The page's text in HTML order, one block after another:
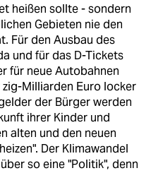
heißen sollte - sondern
Gebieten nie den
Für den Ausbau des
und für das D-Tickets
für neue Autobahnen
Milliarden Euro locker
der Bürger werden
ihrer Kinder und
alten und den neuen
Der Klimawandel
so eine "Politik", denn